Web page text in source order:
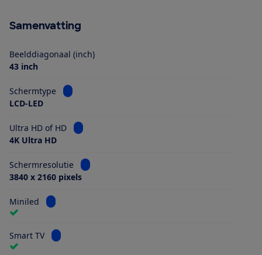
Samenvatting
Beelddiagonaal (inch)
43 inch
Schermtype
Bekijk informatie voor Schermtype
LCD-LED
Ultra HD of HD
Bekijk informatie voor Ultra HD of HD
4K Ultra HD
Schermresolutie
Bekijk informatie voor Schermresolutie
3840 x 2160 pixels
Miniled Bekijk informatie voor Miniled
Smart TV Bekijk informatie voor Smart TV